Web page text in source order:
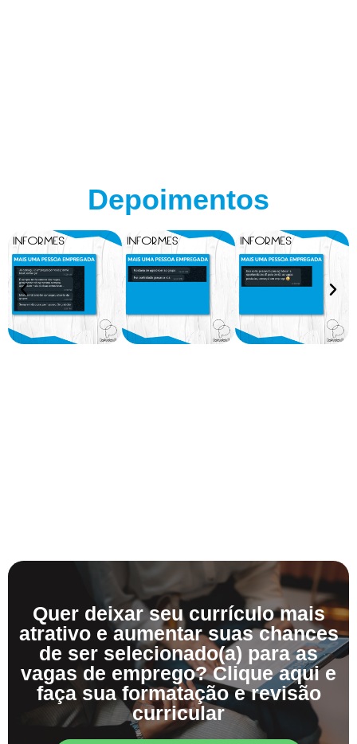
Depoimentos
Quer deixar seu currículo mais
atrativo e aumentar suas chances
de ser selecionado(a) para as
vagas de emprego? Clique aqui e
faça sua formatação e revisão
curricular